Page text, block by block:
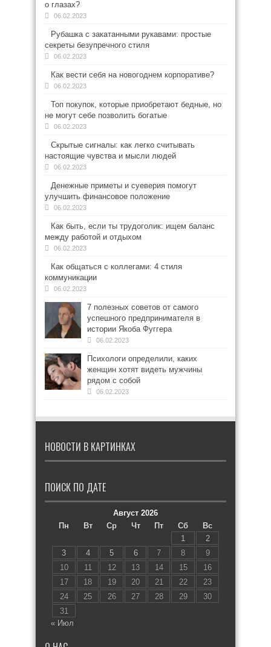
о глазах?
06.02.2023
Рубашка с закатанными рукавами: простые
секреты безупречного стиля
06.02.2023
Как вести себя на новогоднем корпоративе?
06.02.2023
Топ покупок, которые приобретают бедные, но
не могут себе позволить богатые
06.02.2023
Скрытые сигналы: как легко считывать
настоящие чувства и мысли людей
06.02.2023
Денежные приметы и суеверия помогут
улучшить финансовое положение
06.02.2023
Как быть, если ты трудоголик: ищем баланс
между работой и отдыхом
06.02.2023
Как общаться с коллегами: 4 стиля
коммуникации
06.02.2023
7 полезных советов от самого
успешного предпринимателя в
истории Якоба Фуггера
06.02.2023
Психологи определили, каких
женщин хотят видеть мужчины
рядом с собой
06.02.2023
НОВОСТИ В КАРТИНКАХ
ПОИСК ПО ДАТЕ
Август 2026
Пн
Вт Ср Чт Пт Сб
Вс
1
2
3
4 5 6 7 8
9
10
11 12 13 14 15
16
17
18 19 20 21 22
23
24
25 26 27 28 29
30
31
« Июл